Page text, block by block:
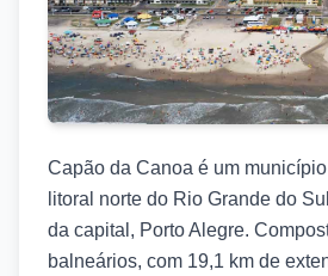
Capão da Canoa é um
litoral norte do Rio Grande do
da capital, Porto Alegre.
balneários, com 19,1 km de